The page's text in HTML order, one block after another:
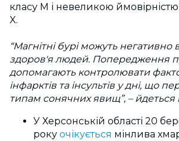
класу M і невеликою
X.
“Магнітні бурі можуть негативно
здоров'я людей. Попередження
допомагають контролювати
інфарктів та інсультів у дні, що
типам сонячних явищ”, – йдеться
У Херсонській області 20
року очікується мінлива